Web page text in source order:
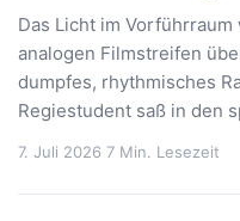
Das Licht im
analogen Filmstreifen
dumpfes, rhythmisches
Regiestudent saß in den
7. Juli 2026 7 Min. Lesezeit